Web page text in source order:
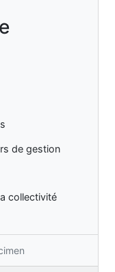
de gestion
collectivité